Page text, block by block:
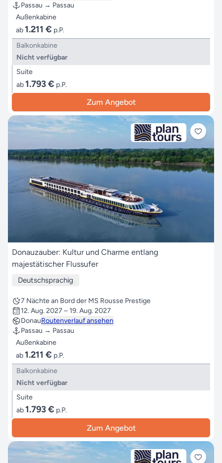
Passau → Passau
Außenkabine
ab1.211 € p.P.
Balkonkabine
Nicht verfügbar
Suite
ab1.793 € p.P.
Zum Angebot
Donauzauber: Kultur und Charme entlang
majestätischer Flussufer
Deutschsprachig
7 Nächte an Bord der MS Rousse Prestige
12. Aug. 2027 – 19. Aug. 2027
DonauRoutenverlauf ansehen
Passau → Passau
Außenkabine
ab1.211 € p.P.
Balkonkabine
Nicht verfügbar
Suite
ab1.793 € p.P.
Zum Angebot